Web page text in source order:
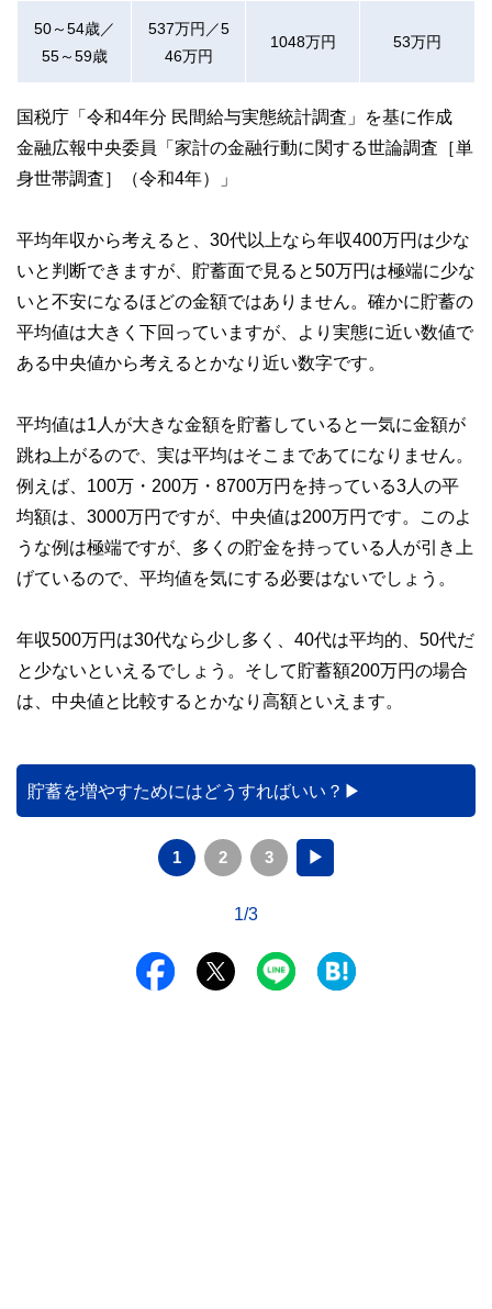
50～54歳／
55～59歳
537万円／5
46万円
1048万円 53万円
国税庁「令和4年分 民間給与実態統計調査」を基に作成
金融広報中央委員「家計の金融行動に関する世論調査［単
身世帯調査］（令和4年）」
平均年収から考えると、30代以上なら年収400万円は少な
いと判断できますが、貯蓄面で見ると50万円は極端に少な
いと不安になるほどの金額ではありません。確かに貯蓄の
平均値は大きく下回っていますが、より実態に近い数値で
ある中央値から考えるとかなり近い数字です。
平均値は1人が大きな金額を貯蓄していると一気に金額が
跳ね上がるので、実は平均はそこまであてになりません。
例えば、100万・200万・8700万円を持っている3人の平
均額は、3000万円ですが、中央値は200万円です。このよ
うな例は極端ですが、多くの貯金を持っている人が引き上
げているので、平均値を気にする必要はないでしょう。
年収500万円は30代なら少し多く、40代は平均的、50代だ
と少ないといえるでしょう。そして貯蓄額200万円の場合
は、中央値と比較するとかなり高額といえます。
貯蓄を増やすためにはどうすればいい？
1 2 3 ▶
1/3